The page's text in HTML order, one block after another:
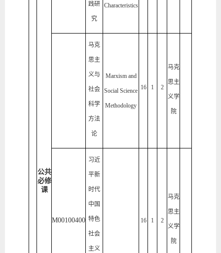
公共
必修
课
践研
究
Characteristics
马克
思主
义与
社会
科学
方法
论
Marxism and
Social Science
Methodology
16 1 2
马克
思主
义学
院
M00100400
习近
平新
时代
中国
特色
社会
主义
16 1 2
马克
思主
义学
院